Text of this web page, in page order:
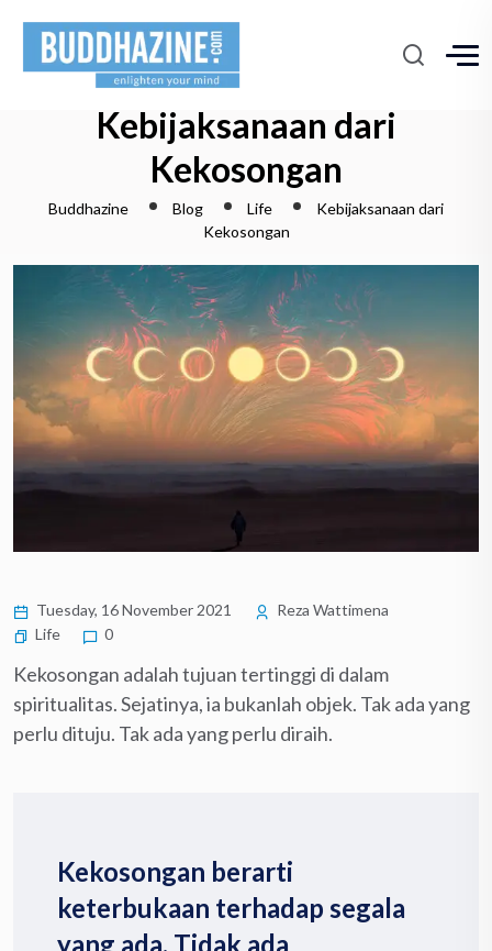
Kebijaksanaan dari
Kekosongan
Buddhazine Blog Life
Kebijaksanaan dari
Kekosongan
Tuesday, 16 November 2021
Reza Wattimena
Life
0
Kekosongan adalah tujuan tertinggi di dalam
spiritualitas. Sejatinya, ia bukanlah objek. Tak ada yang
perlu dituju. Tak ada yang perlu diraih.
Kekosongan berarti
keterbukaan terhadap segala
yang ada. Tidak ada